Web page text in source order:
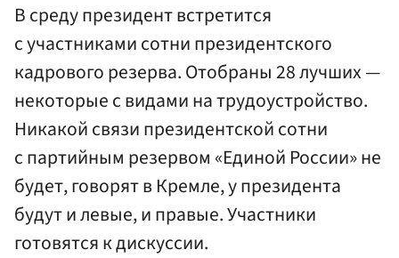
В среду президент встретится
с участниками сотни президентского
кадрового резерва. Отобраны 28 лучших —
некоторые с видами на трудоустройство.
Никакой связи президентской сотни
с партийным резервом «Единой России» не
будет, говорят в Кремле, у президента
будут и левые, и правые. Участники
готовятся к дискуссии.